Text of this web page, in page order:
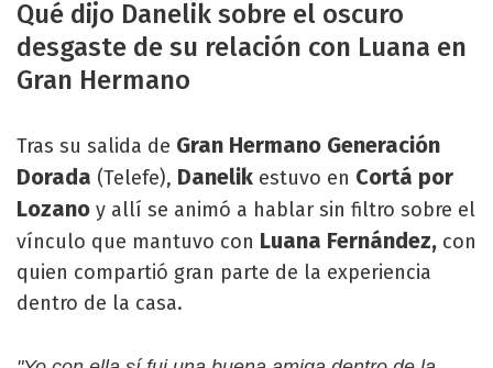
Qué dijo Danelik sobre el oscuro
desgaste de su relación con Luana en
Gran Hermano
Tras su salida de Gran Hermano Generación
Dorada (Telefe), Danelik estuvo en Cortá por
Lozano y allí se animó a hablar sin filtro sobre el
vínculo que mantuvo con Luana Fernández, con
quien compartió gran parte de la experiencia
dentro de la casa.